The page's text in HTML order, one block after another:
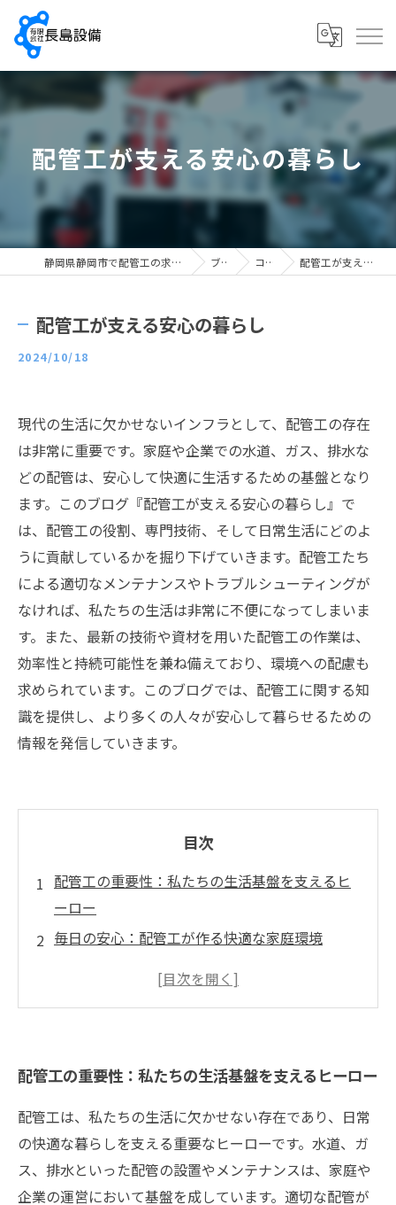
配管工が支える安心の暮らし
静岡県静岡市で配管工の求人なら有限会社長島設備 ブログ コラム 配管工が支える安心の暮らし
配管工が支える安心の暮らし
2024/10/18
現代の生活に欠かせないインフラとして、配管工の存在
は非常に重要です。家庭や企業での水道、ガス、排水な
どの配管は、安心して快適に生活するための基盤となり
ます。このブログ『配管工が支える安心の暮らし』で
は、配管工の役割、専門技術、そして日常生活にどのよ
うに貢献しているかを掘り下げていきます。配管工たち
による適切なメンテナンスやトラブルシューティングが
なければ、私たちの生活は非常に不便になってしまいま
す。また、最新の技術や資材を用いた配管工の作業は、
効率性と持続可能性を兼ね備えており、環境への配慮も
求められています。このブログでは、配管工に関する知
識を提供し、より多くの人々が安心して暮らせるための
情報を発信していきます。
目次
配管工の重要性：私たちの生活基盤を支えるヒ
ーロー
毎日の安心：配管工が作る快適な家庭環境
見えないところで活躍する配管工の技術と専門
持続可能な未来へ：最新技術で進化する配管工
の仕事
配管工の役割を知ることで得られる安心感
私たちの生活を守る配管工たちへの感謝を込め
て
配管工の重要性：私たちの生活基盤を支えるヒーロー
配管工は、私たちの生活に欠かせない存在であり、日常
の快適な暮らしを支える重要なヒーローです。水道、ガ
ス、排水といった配管の設置やメンテナンスは、家庭や
企業の運営において基盤を成しています。適切な配管が